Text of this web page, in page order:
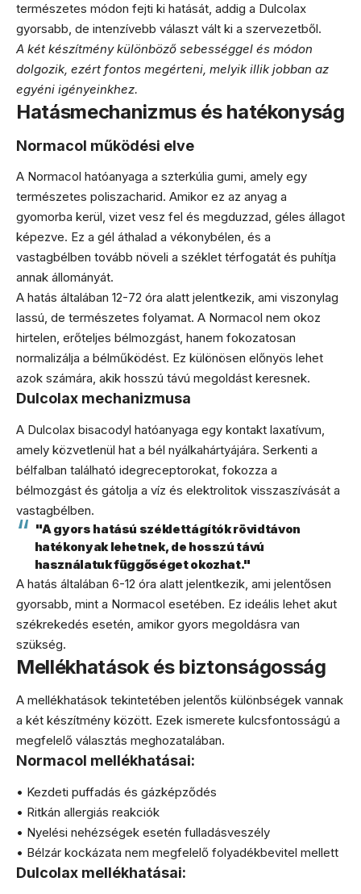
természetes módon fejti ki hatását, addig a Dulcolax
gyorsabb, de intenzívebb választ vált ki a szervezetből.
A két készítmény különböző sebességgel és módon
dolgozik, ezért fontos megérteni, melyik illik jobban az
egyéni igényeinkhez.
Hatásmechanizmus és hatékonyság
Normacol működési elve
A Normacol hatóanyaga a szterkúlia gumi, amely egy
természetes poliszacharid. Amikor ez az anyag a
gyomorba kerül, vizet vesz fel és megduzzad, géles állagot
képezve. Ez a gél áthalad a vékonybélen, és a
vastagbélben tovább növeli a széklet térfogatát és puhítja
annak állományát.
A hatás általában 12-72 óra alatt jelentkezik, ami viszonylag
lassú, de természetes folyamat. A Normacol nem okoz
hirtelen, erőteljes bélmozgást, hanem fokozatosan
normalizálja a bélműködést. Ez különösen előnyös lehet
azok számára, akik hosszú távú megoldást keresnek.
Dulcolax mechanizmusa
A Dulcolax bisacodyl hatóanyaga egy kontakt laxatívum,
amely közvetlenül hat a bél nyálkahártyájára. Serkenti a
bélfalban található idegreceptorokat, fokozza a
bélmozgást és gátolja a víz és elektrolitok visszaszívását a
vastagbélben.
"A gyors hatású széklettágítók rövidtávon
hatékonyak lehetnek, de hosszú távú
használatuk függőséget okozhat."
A hatás általában 6-12 óra alatt jelentkezik, ami jelentősen
gyorsabb, mint a Normacol esetében. Ez ideális lehet akut
székrekedés esetén, amikor gyors megoldásra van
szükség.
Mellékhatások és biztonságosság
A mellékhatások tekintetében jelentős különbségek vannak
a két készítmény között. Ezek ismerete kulcsfontosságú a
megfelelő választás meghozatalában.
Normacol mellékhatásai:
• Kezdeti puffadás és gázképződés
• Ritkán allergiás reakciók
• Nyelési nehézségek esetén fulladásveszély
• Bélzár kockázata nem megfelelő folyadékbevitel mellett
Dulcolax mellékhatásai: